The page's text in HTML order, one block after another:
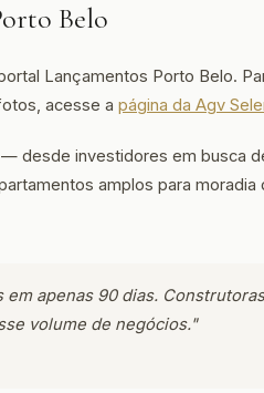
Belo
Lançamentos Porto Belo.
acesse a página da Agv
desde investidores em busca
amplos para moradia
apenas 90 dias.
volume de negócios."